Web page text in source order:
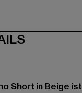
Short in Beige